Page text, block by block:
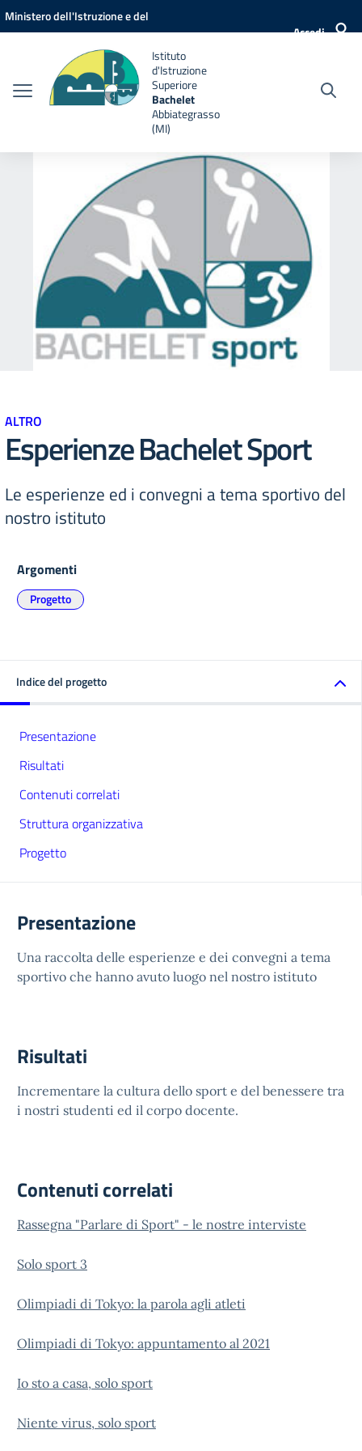
Vai ai contenuti
Vai al menu di navigazione
Vai al footer
Ministero dell'Istruzione e del
Accedi
Istituto
d'Istruzione
Superiore
Bachelet
Abbiategrasso
(MI)
ALTRO
Esperienze Bachelet Sport
Le esperienze ed i convegni a tema sportivo del
nostro istituto
Argomenti
Progetto
Indice del progetto
Presentazione
Risultati
Contenuti correlati
Struttura organizzativa
Progetto
Presentazione
Una raccolta delle esperienze e dei convegni a tema
sportivo che hanno avuto luogo nel nostro istituto
Risultati
Incrementare la cultura dello sport e del benessere tra
i nostri studenti ed il corpo docente.
Contenuti correlati
Rassegna "Parlare di Sport" - le nostre interviste
Solo sport 3
Olimpiadi di Tokyo: la parola agli atleti
Olimpiadi di Tokyo: appuntamento al 2021
Io sto a casa, solo sport
Niente virus, solo sport